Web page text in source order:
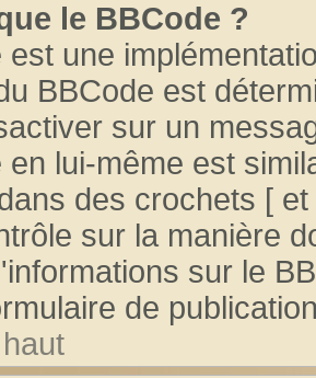
le BBCode ?
est une
BBCode est
sur un
en lui-même est
des crochets [
sur la manière
sur le
de